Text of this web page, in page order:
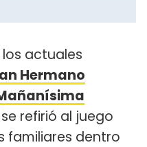
actuales
Hermano
refirió al juego
familiares dentro